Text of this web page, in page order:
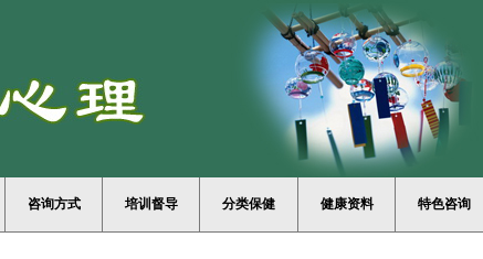
咨询方式 培训督导 分类保健 健康资料 特色咨询